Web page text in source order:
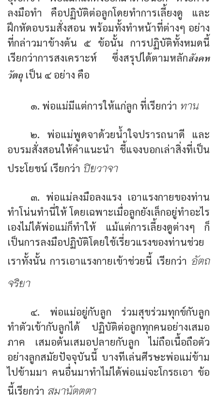
ลงมือทำ คือปฏิบัติต่อลูกโดยทำการเลี้ยงดู และ
ฝึกหัดอบรมสั่งสอน พร้อมทั้งทำหน้าที่ต่างๆ อย่าง
ที่กล่าวมาข้างต้น ๕ ข้อนั้น การปฏิบัติทั้งหมดนี้
เรียกว่าการสงเคราะห์ ซึ่งสรุปได้ตามหลักสังคห
วัตถุเป็น ๔ อย่าง คือ
๑. พ่อแม่มีแต่การให้แก่ลูก ที่เรียกว่า ทาน
๒. พ่อแม่พูดจาด้วยน้ำใจปรารถนาดี และ
อบรมสั่งสอนให้คำแนะนำ ชี้แจงบอกเล่าสิ่งที่เป็น
ประโยชน์ เรียกว่า ปิยวาจา
๓. พ่อแม่ลงมือลงแรง เอาแรงกายของท่าน
ทำโน่นทำนี่ให้ โดยเฉพาะเมื่อลูกยังเล็กอยู่ทำอะไร
เองไม่ได้พ่อแม่ก็ทำให้ แม้แต่การเลี้ยงดูต่างๆ ก็
เป็นการลงมือปฏิบัติโดยใช้เรี่ยวแรงของท่านช่วย
เราทั้งนั้น การเอาแรงกายเข้าช่วยนี้ เรียกว่า อัตถ
จริยา
๔. พ่อแม่อยู่กับลูก ร่วมสุขร่วมทุกข์กับลูก
ทำตัวเข้ากับลูกได้ ปฏิบัติต่อลูกทุกคนอย่างเสมอ
ภาค เสมอต้นเสมอปลายกับลูก ไม่ถือเนื้อถือตัว
อย่างลูกสมัยปัจจุบันนี้ บางทีเล่นศีรษะพ่อแม่ข้าม
ไปข้ามมา คนอื่นมาทำไม่ได้พ่อแม่จะโกรธเอา ข้อ
นี้เรียกว่า สมานัตตตา